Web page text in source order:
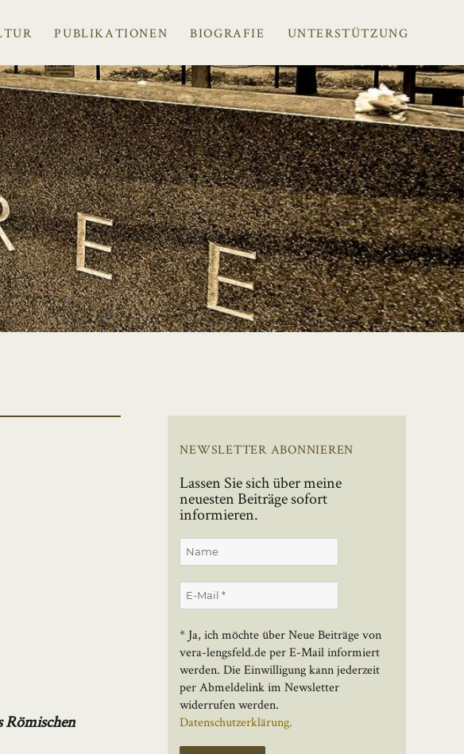
PUBLIKATIONEN BIOGRAFIE UNTERSTÜTZUNG
Römischen
NEWSLETTER ABONNIEREN
Lassen Sie sich über meine
neuesten Beiträge sofort
informieren.
* Ja, ich möchte über Neue Beiträge von
vera-lengsfeld.de per E-Mail informiert
werden. Die Einwilligung kann jederzeit
per Abmeldelink im Newsletter
widerrufen werden.
Datenschutzerklärung.